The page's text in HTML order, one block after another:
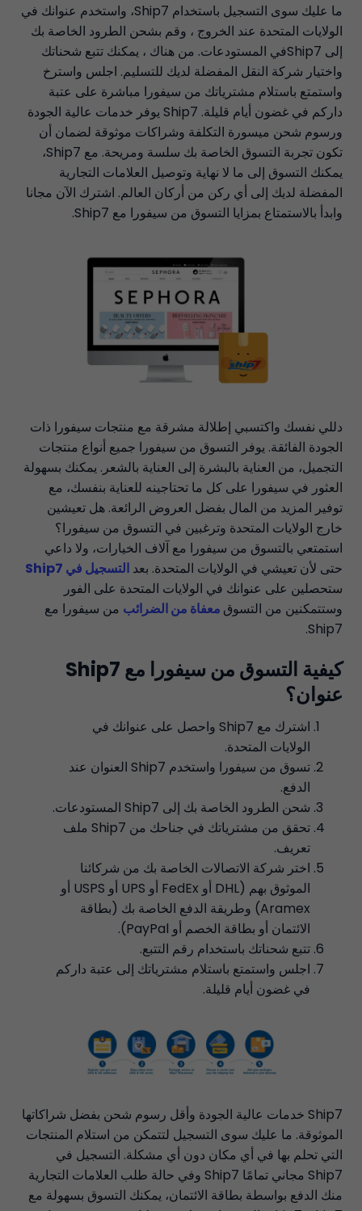
ما عليك سوى التسجيل باستخدام Ship7، واستخدم عنوانك في
الولايات المتحدة عند الخروج ، وقم بشحن الطرود الخاصة بك
إلى Ship7في المستودعات. من هناك ، يمكنك تتبع شحناتك
واختيار شركة النقل المفضلة لديك للتسليم. اجلس واسترخ
واستمتع باستلام مشترياتك من سيفورا مباشرة على عتبة
داركم في غضون أيام قليلة. Ship7 يوفر خدمات عالية الجودة
ورسوم شحن ميسورة التكلفة وشراكات موثوقة لضمان أن
تكون تجربة التسوق الخاصة بك سلسة ومريحة. مع Ship7،
يمكنك التسوق إلى ما لا نهاية وتوصيل العلامات التجارية
المفضلة لديك إلى أي ركن من أركان العالم. اشترك الآن مجانا
وابدأ بالاستمتاع بمزايا التسوق من سيفورا مع Ship7.
دللي نفسك واكتسبي إطلالة مشرقة مع منتجات سيفورا ذات
الجودة الفائقة. يوفر التسوق من سيفورا جميع أنواع منتجات
التجميل، من العناية بالبشرة إلى العناية بالشعر. يمكنك بسهولة
العثور في سيفورا على كل ما تحتاجينه للعناية بنفسك، مع
توفير المزيد من المال بفضل العروض الرائعة. هل تعيشين
خارج الولايات المتحدة وترغبين في التسوق من سيفورا؟
استمتعي بالتسوق من سيفورا مع آلاف الخيارات، ولا داعي
حتى لأن تعيشي في الولايات المتحدة. بعد التسجيل في Ship7
ستحصلين على عنوانك في الولايات المتحدة على الفور
وستتمكنين من التسوق معفاة من الضرائب من سيفورا مع
Ship7.
كيفية التسوق من سيفورا مع Ship7
عنوان؟
اشترك مع Ship7 واحصل على عنوانك في
الولايات المتحدة.
تسوق من سيفورا واستخدم Ship7 العنوان عند
الدفع.
شحن الطرود الخاصة بك إلى Ship7 المستودعات.
تحقق من مشترياتك في جناحك من Ship7 ملف
تعريف.
اختر شركة الاتصالات الخاصة بك من شركائنا
الموثوق بهم (DHL أو FedEx أو UPS أو USPS أو
Aramex) وطريقة الدفع الخاصة بك (بطاقة
الائتمان أو بطاقة الخصم أو PayPal).
تتبع شحناتك باستخدام رقم التتبع.
اجلس واستمتع باستلام مشترياتك إلى عتبة داركم
في غضون أيام قليلة.
Ship7 خدمات عالية الجودة وأقل رسوم شحن بفضل شراكاتها
الموثوقة. ما عليك سوى التسجيل لتتمكن من استلام المنتجات
التي تحلم بها في أي مكان دون أي مشكلة. التسجيل في
Ship7 مجاني تمامًا Ship7 وفي حالة طلب العلامات التجارية
منك الدفع بواسطة بطاقة الائتمان، يمكنك التسوق بسهولة مع